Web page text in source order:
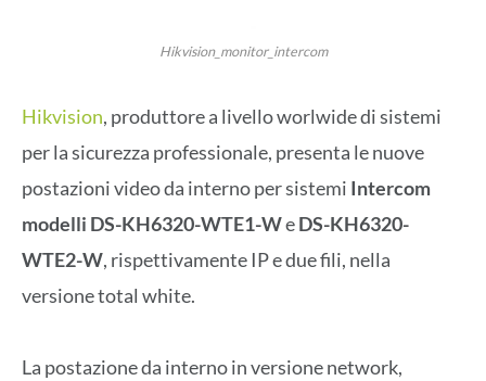
Hikvision_monitor_intercom
Hikvision, produttore a livello worlwide di sistemi
per la sicurezza professionale, presenta le nuove
postazioni video da interno per sistemi Intercom
modelli DS-KH6320-WTE1-WeDS-KH6320-
WTE2-W, rispettivamente IP e due fili, nella
versione total white.
La postazione da interno in versione network,